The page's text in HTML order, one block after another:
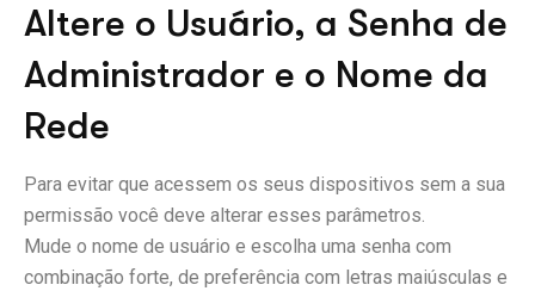
Altere o Usuário, a Senha de
Administrador e o Nome da
Rede
Para evitar que acessem os seus dispositivos sem a sua
permissão você deve alterar esses parâmetros.
Mude o nome de usuário e escolha uma senha com
combinação forte, de preferência com letras maiúsculas e